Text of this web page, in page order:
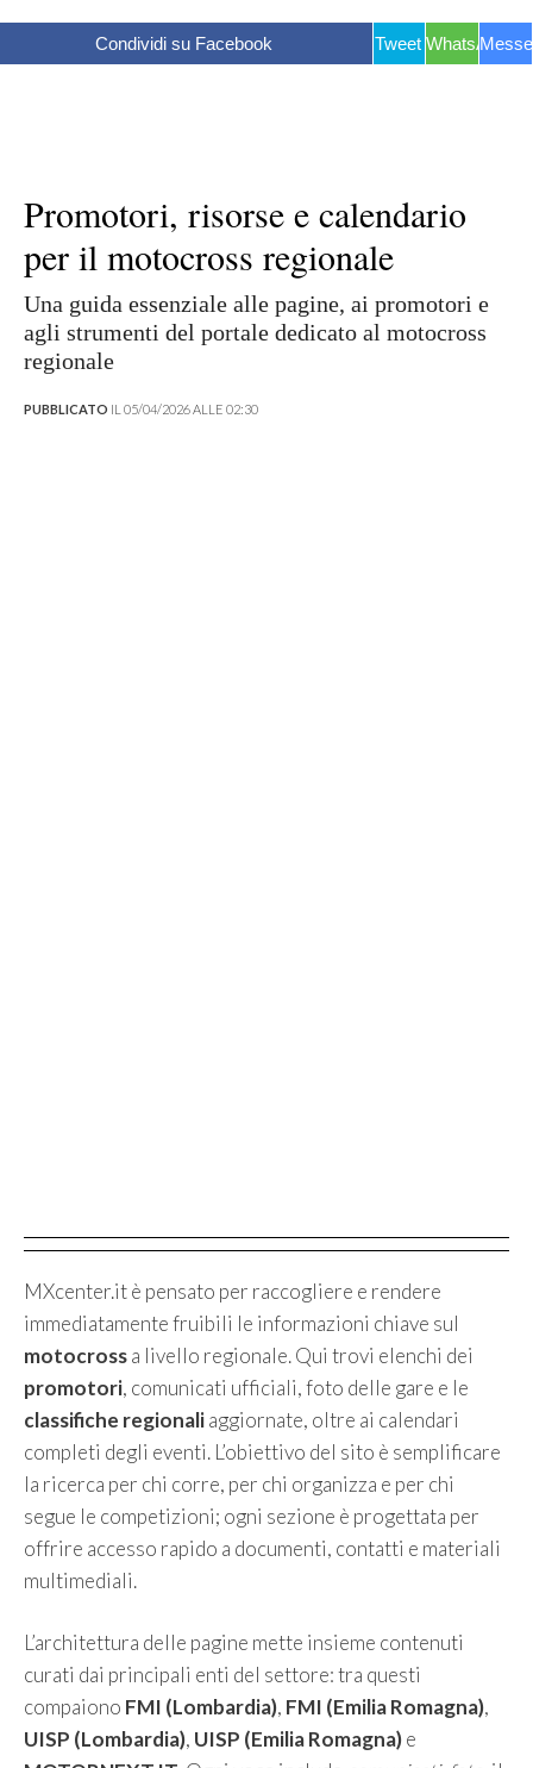
Condividi su Facebook Tweet WhatsApp
Promotori, risorse e calendario
per il motocross regionale
Una guida essenziale alle pagine, ai promotori e
agli strumenti del portale dedicato al motocross
regionale
PUBBLICATO IL 05/04/2026 ALLE 02:30
MXcenter.it è pensato per raccogliere e rendere
immediatamente fruibili le informazioni chiave sul
motocrossa livello regionale. Qui trovi elenchi dei
promotori, comunicati ufficiali, foto delle gare e le
classifiche regionaliaggiornate, oltre ai calendari
completi degli eventi. L’obiettivo del sito è semplificare
la ricerca per chi corre, per chi organizza e per chi
segue le competizioni; ogni sezione è progettata per
offrire accesso rapido a documenti, contatti e materiali
multimediali.
L’architettura delle pagine mette insieme contenuti
curati dai principali enti del settore: tra questi
compaiono FMI (Lombardia), FMI (Emilia Romagna),
UISP (Lombardia), UISP (Emilia Romagna)e